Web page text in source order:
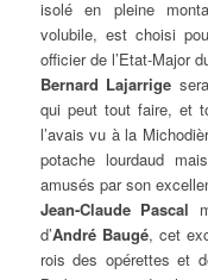
isolé en pleine
volubile, est choisi
officier de l’Etat-Major
Bernard Lajarrige
qui peut tout faire, et
l’avais vu à la
potache lourdaud
amusés par son
Jean-Claude Pascal
d’André Baugé, cet
rois des opérettes et